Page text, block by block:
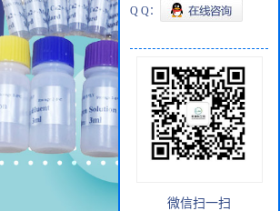
Q Q：
微信扫一扫